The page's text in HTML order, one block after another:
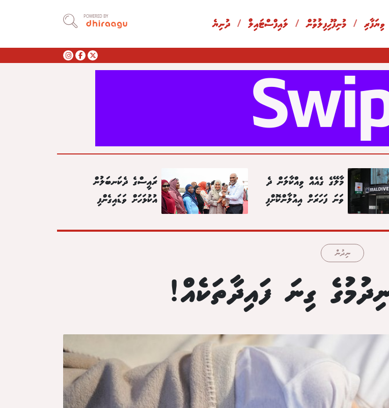
ވިޔަފާރި / މުނިފޫހިފިލުވުން / ލައިފްސްޓައިލް / ދުނިޔެ
POWERED BY
މާލޭގެ ގެއެއް ވިއްކާލަން ދެ
ވަނަ ފަހަރަށް އިއުލާންކޮށްފި
ރައީސްގެ ދެކަނބަލުން
އުކުޅަހަށް ވަޑައިގެންފި
ނިދުން
ގިނަ ފައިދާތަކެއް!